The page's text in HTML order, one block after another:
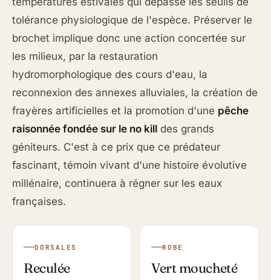
tolérance physiologique de l'espèce. Préserver le
brochet implique donc une action concertée sur
les milieux, par la restauration
hydromorphologique des cours d'eau, la
reconnexion des annexes alluviales, la création de
frayères artificielles et la promotion d'une pêche
raisonnée fondée sur le no kill des grands
géniteurs. C'est à ce prix que ce prédateur
fascinant, témoin vivant d'une histoire évolutive
millénaire, continuera à régner sur les eaux
françaises.
DORSALES
Reculée
ROBE
Vert moucheté